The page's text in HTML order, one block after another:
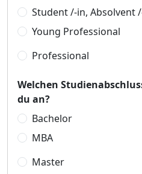
Student /-in, Absolvent
Young Professional
Professional
Welchen
du an?
Bachelor
MBA
Master